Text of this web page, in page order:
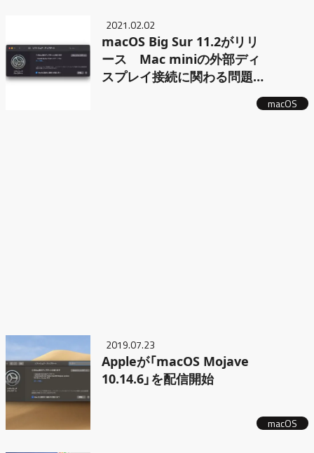
2021.02.02
macOS Big Sur 11.2がリリ
ース Mac miniの外部ディ
スプレイ接続に関わる問題
macOS
2019.07.23
Appleが「macOS Mojave
10.14.6」を配信開始
macOS